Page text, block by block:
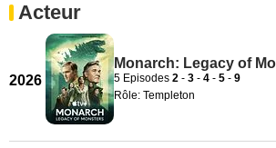
Acteur
2026
Monarch: Legacy of
5 Episodes 2 - 3 - 4 - 5 - 9
Rôle: Templeton